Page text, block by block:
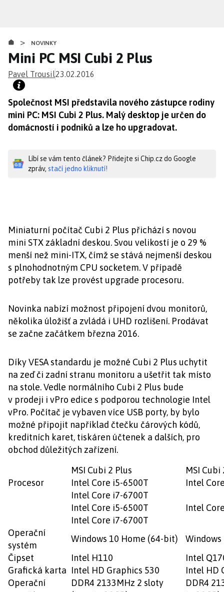
obsahu
> NOVINKY
Mini PC MSI Cubi 2 Plus
Pavel Trousil23.02.2016
Společnost MSI představila nového zástupce rodiny
mini PC: MSI Cubi 2 Plus. Malý desktop je určen do
domácností i podniků a lze ho upgradovat.
Líbí se vám tento článek? Přidejte si Chip.cz do Google
zpráv, stačí jedno kliknutí!
Miniaturní počítač Cubi 2 Plus přichází s novou
mini STX základní deskou. Svou velikostí je o 29 %
menší než mini-ITX, čímž se stává nejmenší deskou
s plnohodnotným CPU socketem. V případě
potřeby tak lze provést upgrade procesoru.
Novinka nabízí možnost připojení dvou monitorů,
několika úložišť a zvládá i UHD rozlišení. Prodávat
se začne začátkem března 2016.
Díky VESA standardu je možné Cubi 2 Plus uchytit
na zeď či zadní stranu monitoru a ušetřit tak místo
na stole. Vedle normálního Cubi 2 Plus bude
v prodeji i vPro edice s podporou technologie Intel
vPro. Počítač je vybaven více USB porty, by bylo
možné připojit například čtečku čárových kódů,
kreditních karet, tiskáren účtenek a dalších, pro
obchod důležitých zařízení.
MSI Cubi 2 Plus
MSI Cubi
Procesor
Intel Core i5-6500T
Intel
Intel Core i7-6700T
Intel Core i5-6500T
Intel
Intel Core i7-6700T
Operační
systém
Windows 10 Home (64-bit)
Čipset
Intel H110
Intel
Grafická karta Intel HD Graphics 530
Intel HD
Operační
DDR4 2133MHz 2 sloty
DDR4